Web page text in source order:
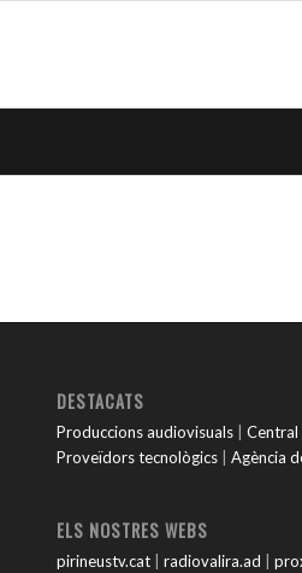
DESTACATS
Produccions audiovisuals| Central
Proveïdors tecnològics| Agència
ELS NOSTRES WEBS
pirineustv.cat| radiovalira.ad